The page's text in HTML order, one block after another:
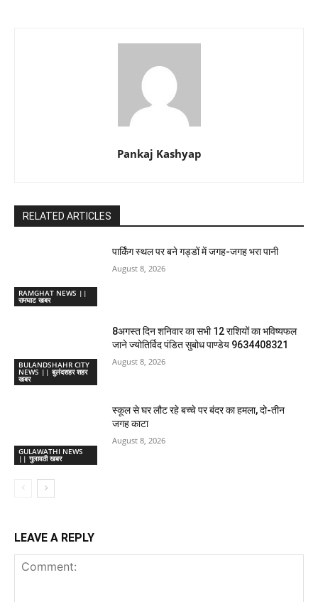
Pankaj Kashyap
RELATED ARTICLES
RAMGHAT NEWS ||
रामघाट खबर
पार्किंग स्थल पर बने गड्डों में जगह-जगह भरा पानी
August 8, 2026
BULANDSHAHR CITY
NEWS || बुलंदशहर शहर
खबर
8अगस्त दिन शनिवार का सभी 12 राशियों का भविष्यफल
जाने ज्योतिर्विद पंडित सुबोध पाण्डेय 9634408321
August 8, 2026
GULAWATHI NEWS
|| गुलावठी खबर
स्कूल से घर लौट रहे बच्चे पर बंदर का हमला, दो-तीन
जगह काटा
August 8, 2026
LEAVE A REPLY